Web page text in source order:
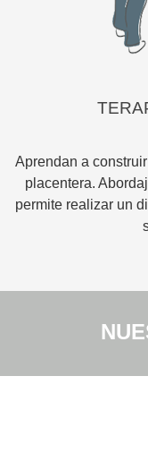
Aprendan a
placentera.
permite realizar un